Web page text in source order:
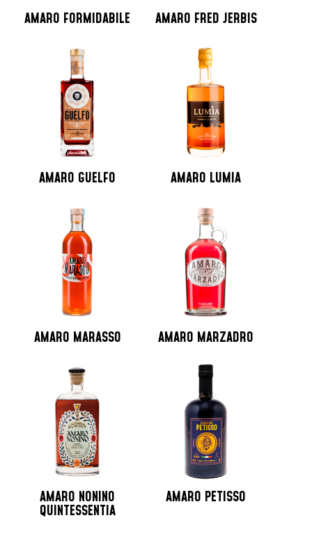
AMARO FORMIDABILE AMARO FRED JERBIS
AMARO GUELFO AMARO LUMIA
AMARO MARASSO AMARO MARZADRO
AMARO NONINO
QUINTESSENTIA
AMARO PETISSO